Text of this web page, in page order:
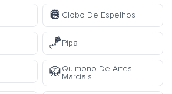
🪩 Globo De Espelhos
🪁Pipa
🥋Quimono De Artes
Marciais